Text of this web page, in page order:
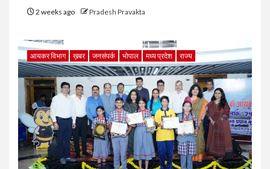
2 weeks ago Pradesh Pravakta
आयकर विभाग ख़बर जनसंपर्क भोपाल मध्य प्रदेश राज्य